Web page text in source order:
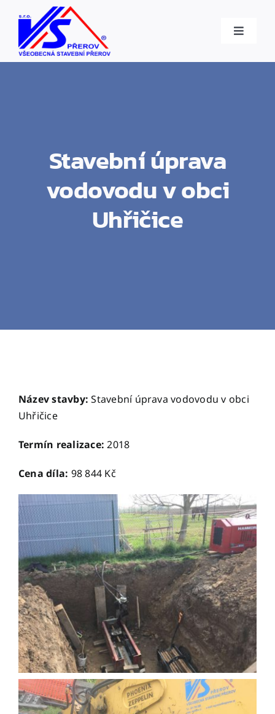
content
Toggle
Úvod
Reference
Stavební úprava
vodovodu v obci
Uhřičice
Název stavby:Stavební úprava vodovodu v obci
Uhřičice
Termín realizace:2018
Cena díla: 98 844 Kč